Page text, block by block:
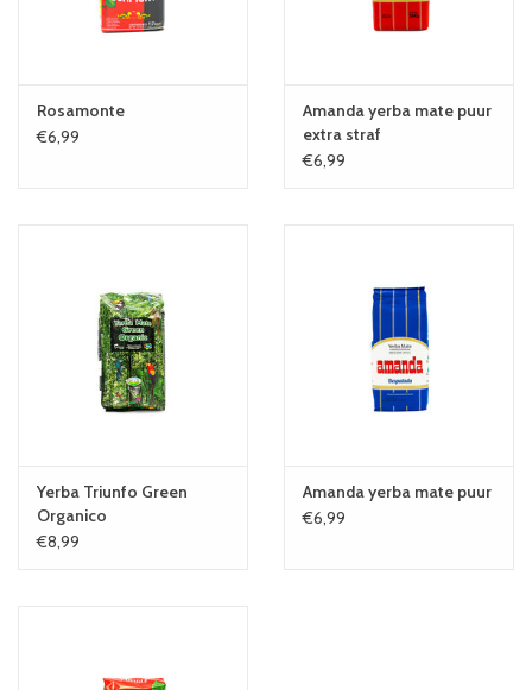
Rosamonte
€6,99
Amanda yerba mate puur
extra straf
€6,99
Yerba Triunfo Green
Organico
€8,99
Amanda yerba mate puur
€6,99